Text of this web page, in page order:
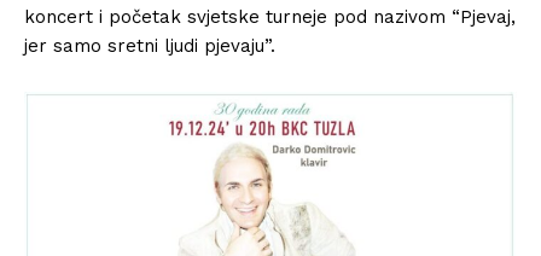
koncert i početak svjetske turneje pod nazivom “Pjevaj,
jer samo sretni ljudi pjevaju”.